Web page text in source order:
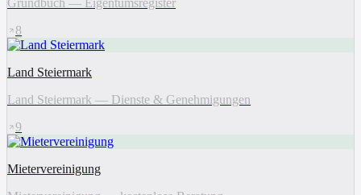
Grundbuch — Eigentumsregister
8
Land Steiermark
Land Steiermark — Dienste & Genehmigungen
9
Mietervereinigung